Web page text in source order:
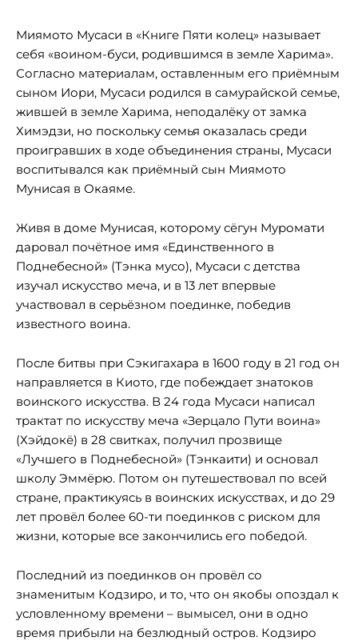
Миямото Мусаси в «Книге Пяти колец» называет
себя «воином-буси, родившимся в земле Харима».
Согласно материалам, оставленным его приёмным
сыном Иори, Мусаси родился в самурайской семье,
жившей в земле Харима, неподалёку от замка
Химэдзи, но поскольку семья оказалась среди
проигравших в ходе объединения страны, Мусаси
воспитывался как приёмный сын Миямото
Мунисая в Окаяме.
Живя в доме Мунисая, которому сёгун Муромати
даровал почётное имя «Единственного в
Поднебесной» (Тэнка мусо), Мусаси с детства
изучал искусство меча, и в 13 лет впервые
участвовал в серьёзном поединке, победив
известного воина.
После битвы при Сэкигахара в 1600 году в 21 год он
направляется в Киото, где побеждает знатоков
воинского искусства. В 24 года Мусаси написал
трактат по искусству меча «Зерцало Пути воина»
(Хэйдокё) в 28 свитках, получил прозвище
«Лучшего в Поднебесной» (Тэнкаити) и основал
школу Эммёрю. Потом он путешествовал по всей
стране, практикуясь в воинских искусствах, и до 29
лет провёл более 60-ти поединков с риском для
жизни, которые все закончились его победой.
Последний из поединков он провёл со
знаменитым Кодзиро, и то, что он якобы опоздал к
условленному времени – вымысел, они в одно
время прибыли на безлюдный остров. Кодзиро